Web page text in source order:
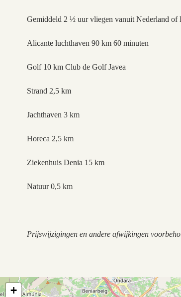
Gemiddeld 2 ½ uur vliegen vanuit Nederland of
Alicante luchthaven 90 km 60 minuten
Golf 10 km Club de Golf Javea
Strand 2,5 km
Jachthaven 3 km
Horeca 2,5 km
Ziekenhuis Denia 15 km
Natuur 0,5 km
Prijswijzigingen en andere afwijkingen
+